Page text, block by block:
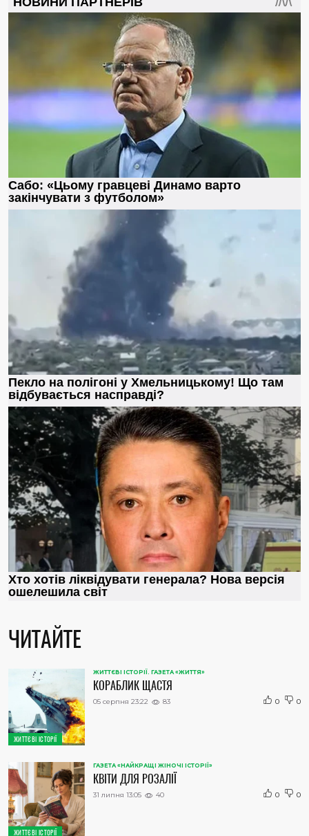
ЧИТАЙТЕ
ЖИТТЄВІ ІСТОРІЇ
ЖИТТЄВІ ІСТОРІЇ. ГАЗЕТА «ЖИТТЯ»
КОРАБЛИК ЩАСТЯ
05 серпня 23:22 83 0 0
ЖИТТЄВІ ІСТОРІЇ
ГАЗЕТА «НАЙКРАЩІ ЖІНОЧІ ІСТОРІЇ»
КВІТИ ДЛЯ РОЗАЛІЇ
31 липня 13:05 40 0 0